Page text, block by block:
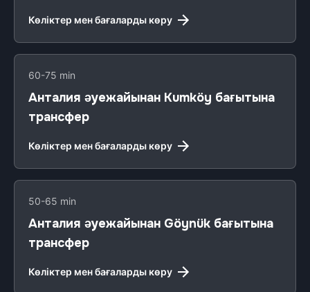
Көліктер мен бағаларды көру
60-75 min
Анталия әуежайынан Kumköy бағытына
трансфер
Көліктер мен бағаларды көру
50-65 min
Анталия әуежайынан Göynük бағытына
трансфер
Көліктер мен бағаларды көру